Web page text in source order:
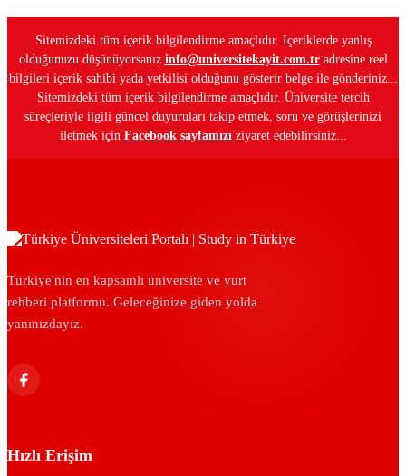
Sitemizdeki tüm içerik bilgilendirme amaçlıdır. İçeriklerde yanlış
olduğunuzu düşünüyorsanız info@universitekayit.com.tradresine reel
bilgileri içerik sahibi yada yetkilisi olduğunu gösterir belge ile gönderiniz...
Sitemizdeki tüm içerik bilgilendirme amaçlıdır. Üniversite tercih
süreçleriyle ilgili güncel duyuruları takip etmek, soru ve görüşlerinizi
iletmek için Facebook sayfamızı ziyaret edebilirsiniz...
Türkiye'nin en kapsamlı üniversite ve yurt
rehberi platformu. Geleceğinize giden yolda
yanınızdayız.
Hızlı Erişim